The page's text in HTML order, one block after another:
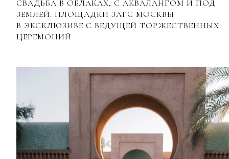
СВАДЬБА В ОБЛАКАХ, С АКВАЛАНГОМ И ПОД
ЗЕМЛЕЙ: ПЛОЩАДКИ ЗАГС МОСКВЫ
В ЭКСКЛЮЗИВЕ С ВЕДУЩЕЙ ТОРЖЕСТВЕННЫХ
ЦЕРЕМОНИЙ